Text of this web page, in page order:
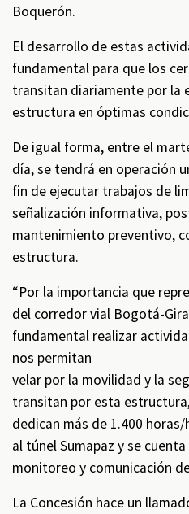
Boquerón.
El desarrollo de estas
fundamental para que los
transitan diariamente por la
estructura en óptimas
De igual forma, entre el
día, se tendrá en operación
fin de ejecutar trabajos de
señalización informativa,
mantenimiento preventivo,
estructura.
“Por la importancia que
del corredor vial Bogotá-
fundamental realizar
nos permitan
velar por la movilidad y la
transitan por esta
dedican más de 1.400
al túnel Sumapaz y se
monitoreo y comunicación
La Concesión hace un